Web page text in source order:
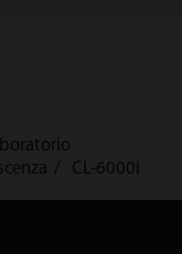
CL-6000i